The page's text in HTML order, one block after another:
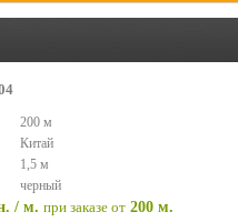
200 м
Китай
1,5 м
черный
/ м. при заказе от 200 м.